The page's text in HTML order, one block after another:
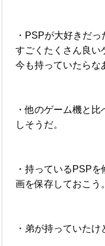
・PSPが大好きだっ
すごくたくさん良い
今も持っていたらな
・他のゲーム機と
しそうだ。
・持っているPSP
画を保存しておこう。
・弟が持っていたけ